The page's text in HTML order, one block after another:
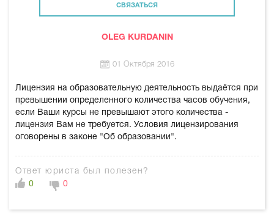
СВЯЗАТЬСЯ
OLEG KURDANIN
01 Октября 2016
Лицензия на образовательную деятельность выдаётся при
превышении определенного количества часов обучения,
если Ваши курсы не превышают этого количества -
лицензия Вам не требуется. Условия лицензирования
оговорены в законе "Об образовании".
Ответ юриста был полезен?
0
0